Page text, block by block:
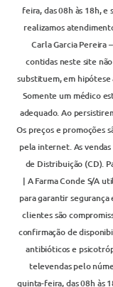
feira, das 08h às 18h,
realizamos
Carla Garcia Pereira
contidas neste site
substituem, em
Somente um médico
adequado. Ao
Os preços e promoções
pela internet. As
de Distribuição (CD).
| A Farma Conde S/A
para garantir segurança
clientes são
confirmação de
antibióticos e
televendas pelo
quinta-feira, das 08h às